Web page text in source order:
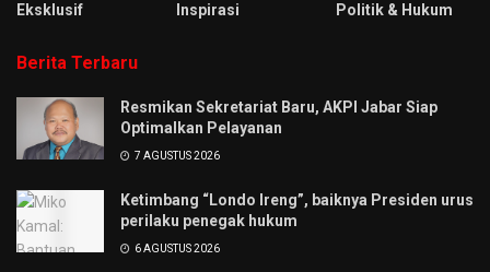
Eksklusif
Inspirasi
Politik & Hukum
Berita Terbaru
Resmikan Sekretariat Baru, AKPI Jabar Siap
Optimalkan Pelayanan
7 AGUSTUS 2026
Ketimbang “Londo Ireng”, baiknya Presiden urus
perilaku penegak hukum
6 AGUSTUS 2026